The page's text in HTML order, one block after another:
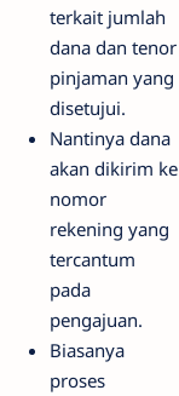
terkait jumlah
dana dan tenor
pinjaman yang
disetujui.
Nantinya dana
akan dikirim ke
nomor
rekening yang
tercantum
pada
pengajuan.
Biasanya
proses